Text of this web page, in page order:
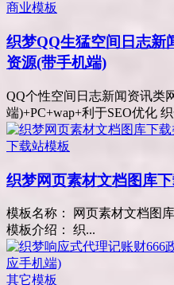
商业模板
织梦QQ生猛空间日志新
资源(带手机端)
QQ个性空间日志新闻资讯类
端)+PC+wap+利于SEO优化
下载站模板
织梦网页素材文档图库
模板名称： 网页素材文档图
模板介绍： 织...
其它模板